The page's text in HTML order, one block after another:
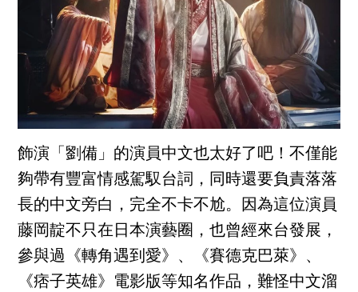
飾演「劉備」的演員中文也太好了吧！不僅能
夠帶有豐富情感駕馭台詞，同時還要負責落落
長的中文旁白，完全不卡不尬。因為這位演員
藤岡靛不只在日本演藝圈，也曾經來台發展，
參與過《轉角遇到愛》、《賽德克巴萊》、
《痞子英雄》電影版等知名作品，難怪中文溜